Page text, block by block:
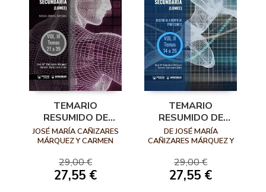
TEMARIO
RESUMIDO DE
OPOSICIONES DE
EDUCACIÓN FÍSICA
(LOMCE) VOLUMEN
III
JOSÉ MARÍA CAÑIZARES
MÁRQUEZ Y CARMEN
29,00 €
27,55 €
TEMARIO
RESUMIDO DE
OPOSICIONES DE
EDUCACIÓN FÍSICA
(LOMCE) VOLUMEN
II
DE JOSÉ MARÍA
CAÑIZARES MÁRQUEZ Y
CELIS
29,00 €
27,55 €